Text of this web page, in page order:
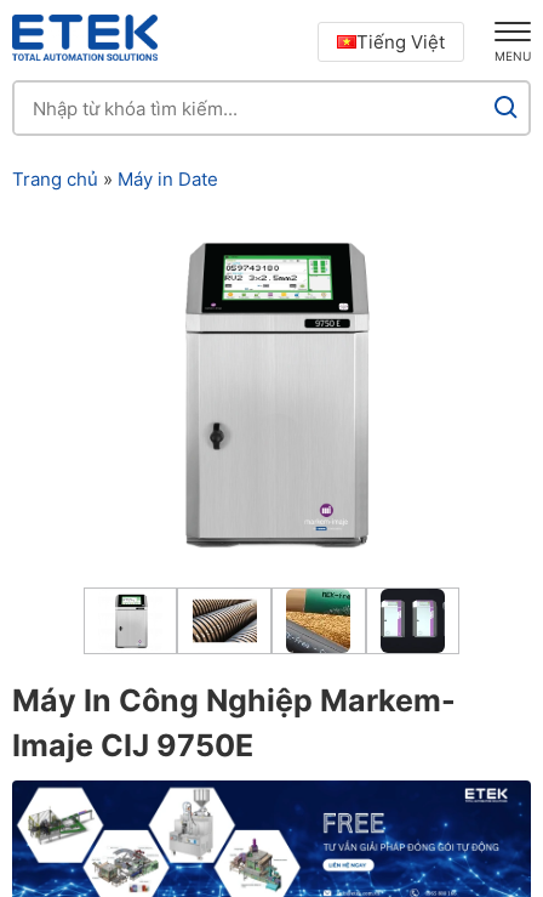
Tiếng Việt
MENU
Trang chủ » Máy in Date
Máy In Công Nghiệp Markem-
Imaje CIJ 9750E